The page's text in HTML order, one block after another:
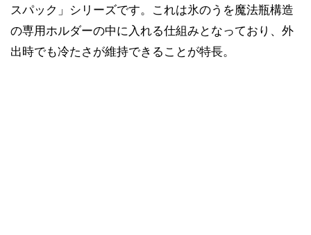
スパック」シリーズです。これは氷のうを魔法瓶構造
の専用ホルダーの中に入れる仕組みとなっており、外
出時でも冷たさが維持できることが特長。